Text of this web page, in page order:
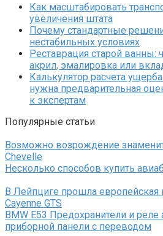
Как масштабировать
увеличения штата
Почему стандартные
нестабильных условиях
Реставрация старой ванны:
акрил, эмалировка или
Калькулятор расчета
нужна предварительная
к экспертам
Популярные статьи
Возможно возрождение
Chevelle
Несколько способов купить
В Лейпциге прошла европейская
Cayenne GTS
BMW E53 Предохранители и
приборной панели с переводом